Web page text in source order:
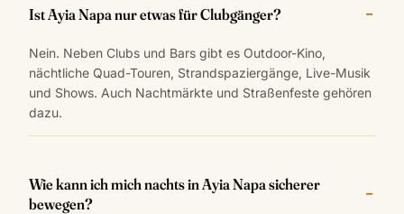
Ist Ayia Napa nur etwas für Clubgänger?
Nein. Neben Clubs und Bars gibt es Outdoor-Kino,
nächtliche Quad-Touren, Strandspaziergänge, Live-Musik
und Shows. Auch Nachtmärkte und Straßenfeste gehören
dazu.
Wie kann ich mich nachts in Ayia Napa sicherer
bewegen?